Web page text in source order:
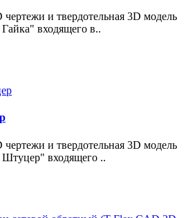
и твердотельная 3D модель
входящего в..
и твердотельная 3D модель
входящего ..